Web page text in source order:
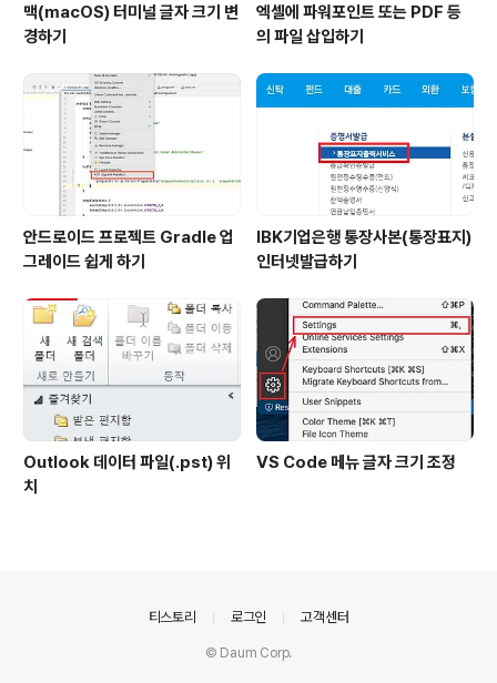
맥(macOS) 터미널 글자 크기 변
경하기
엑셀에 파워포인트 또는 PDF 등
의 파일 삽입하기
안드로이드 프로젝트 Gradle 업
그레이드 쉽게 하기
IBK기업은행 통장사본(통장표지)
인터넷발급하기
Outlook 데이터 파일(.pst) 위
치
VS Code 메뉴 글자 크기 조정
티스토리 로그인 고객센터
© Daum Corp.